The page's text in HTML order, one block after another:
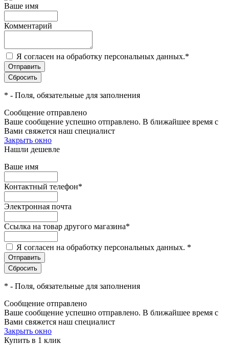
Ваше имя
Комментарий
Я согласен на обработку персональных данных.*
* - Поля, обязательные для заполнения
Сообщение отправлено
Ваше сообщение успешно отправлено. В ближайшее время с
Вами свяжется наш специалист
Закрыть окно
Нашли дешевле
Ваше имя
Контактный телефон*
Электронная почта
Ссылка на товар другого магазина*
Я согласен на обработку персональных данных. *
* - Поля, обязательные для заполнения
Сообщение отправлено
Ваше сообщение успешно отправлено. В ближайшее время с
Вами свяжется наш специалист
Закрыть окно
Купить в 1 клик